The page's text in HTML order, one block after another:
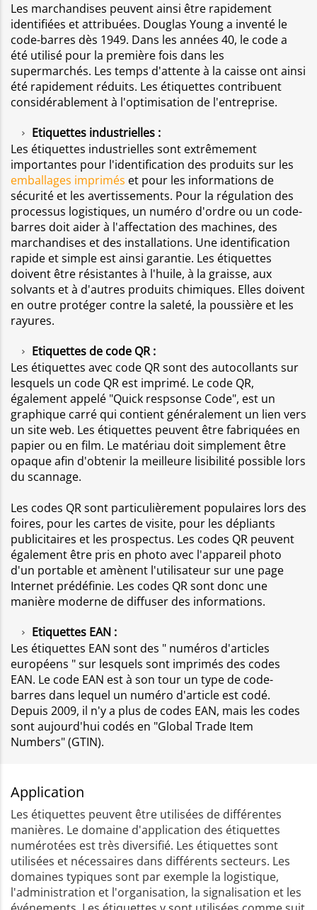
Les marchandises peuvent ainsi être rapidement
identifiées et attribuées. Douglas Young a inventé le
code-barres dès 1949. Dans les années 40, le code a
été utilisé pour la première fois dans les
supermarchés. Les temps d'attente à la caisse ont ainsi
été rapidement réduits. Les étiquettes contribuent
considérablement à l'optimisation de l'entreprise.
Etiquettes industrielles :
Les étiquettes industrielles sont extrêmement
importantes pour l'identification des produits sur les
emballages imprimés et pour les informations de
sécurité et les avertissements. Pour la régulation des
processus logistiques, un numéro d'ordre ou un code-
barres doit aider à l'affectation des machines, des
marchandises et des installations. Une identification
rapide et simple est ainsi garantie. Les étiquettes
doivent être résistantes à l'huile, à la graisse, aux
solvants et à d'autres produits chimiques. Elles doivent
en outre protéger contre la saleté, la poussière et les
rayures.
Etiquettes de code QR :
Les étiquettes avec code QR sont des autocollants sur
lesquels un code QR est imprimé. Le code QR,
également appelé "Quick respsonse Code", est un
graphique carré qui contient généralement un lien vers
un site web. Les étiquettes peuvent être fabriquées en
papier ou en film. Le matériau doit simplement être
opaque afin d'obtenir la meilleure lisibilité possible lors
du scannage.
Les codes QR sont particulièrement populaires lors des
foires, pour les cartes de visite, pour les dépliants
publicitaires et les prospectus. Les codes QR peuvent
également être pris en photo avec l'appareil photo
d'un portable et amènent l'utilisateur sur une page
Internet prédéfinie. Les codes QR sont donc une
manière moderne de diffuser des informations.
Etiquettes EAN :
Les étiquettes EAN sont des " numéros d'articles
européens " sur lesquels sont imprimés des codes
EAN. Le code EAN est à son tour un type de code-
barres dans lequel un numéro d'article est codé.
Depuis 2009, il n'y a plus de codes EAN, mais les codes
sont aujourd'hui codés en "Global Trade Item
Numbers" (GTIN).
Application
Les étiquettes peuvent être utilisées de différentes
manières. Le domaine d'application des étiquettes
numérotées est très diversifié. Les étiquettes sont
utilisées et nécessaires dans différents secteurs. Les
domaines typiques sont par exemple la logistique,
l'administration et l'organisation, la signalisation et les